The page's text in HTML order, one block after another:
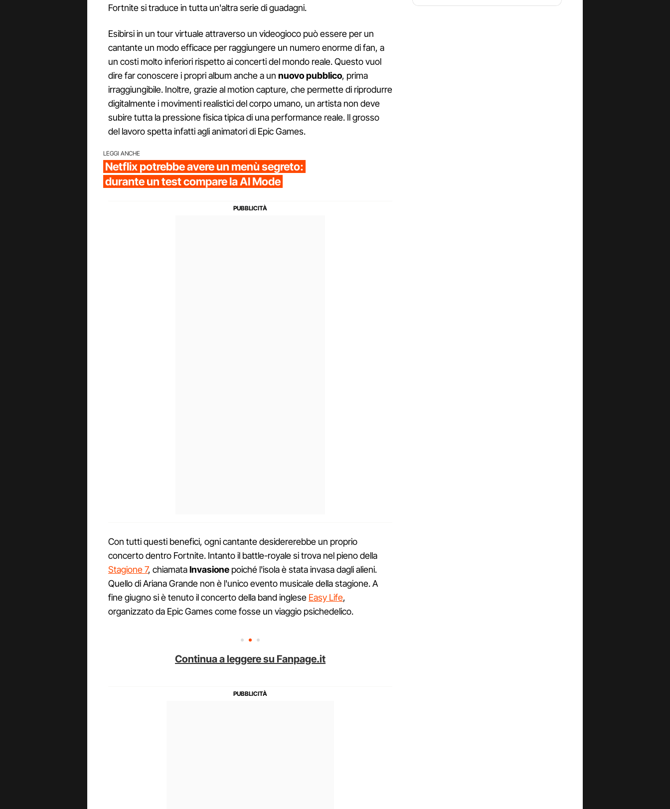
Fortnite si traduce in tutta un'altra serie di guadagni.
Esibirsi in un tour virtuale attraverso un videogioco può essere per un
cantante un modo efficace per raggiungere un numero enorme di fan, a
un costi molto inferiori rispetto ai concerti del mondo reale. Questo vuol
dire far conoscere i propri album anche a un nuovo pubblico, prima
irraggiungibile. Inoltre, grazie al motion capture, che permette di riprodurre
digitalmente i movimenti realistici del corpo umano, un artista non deve
subire tutta la pressione fisica tipica di una performance reale. Il grosso
del lavoro spetta infatti agli animatori di Epic Games.
LEGGI ANCHE
Netflix potrebbe avere un menù segreto:
durante un test compare la AI Mode
Con tutti questi benefici, ogni cantante desidererebbe un proprio
concerto dentro Fortnite. Intanto il battle-royale si trova nel pieno della
Stagione 7, chiamataInvasione poiché l'isola è stata invasa dagli alieni.
Quello di Ariana Grande non è l'unico evento musicale della stagione. A
fine giugno si è tenuto il concerto della band inglese Easy Life,
organizzato da Epic Games come fosse un viaggio psichedelico.
Continua a leggere su Fanpage.it